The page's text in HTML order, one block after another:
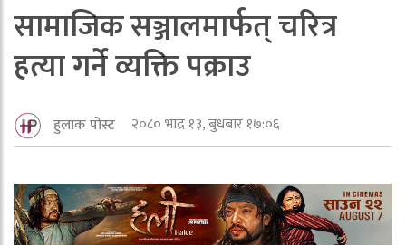
सामाजिक सञ्जालमार्फत् चरित्र
हत्या गर्ने व्यक्ति पक्राउ
हुलाक पोस्ट २०८० भाद्र १३, बुधबार १७:०६